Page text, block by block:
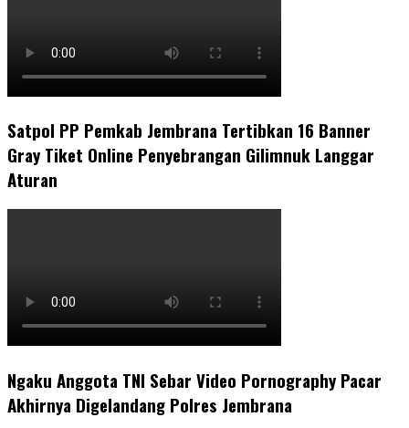
Satpol PP Pemkab Jembrana Tertibkan 16 Banner
Gray Tiket Online Penyebrangan Gilimnuk Langgar
Aturan
Ngaku Anggota TNI Sebar Video Pornography Pacar
Akhirnya Digelandang Polres Jembrana